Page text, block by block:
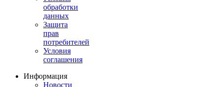
обработки
данных
Защита
прав
потребителей
Условия
соглашения
Информация
Новости